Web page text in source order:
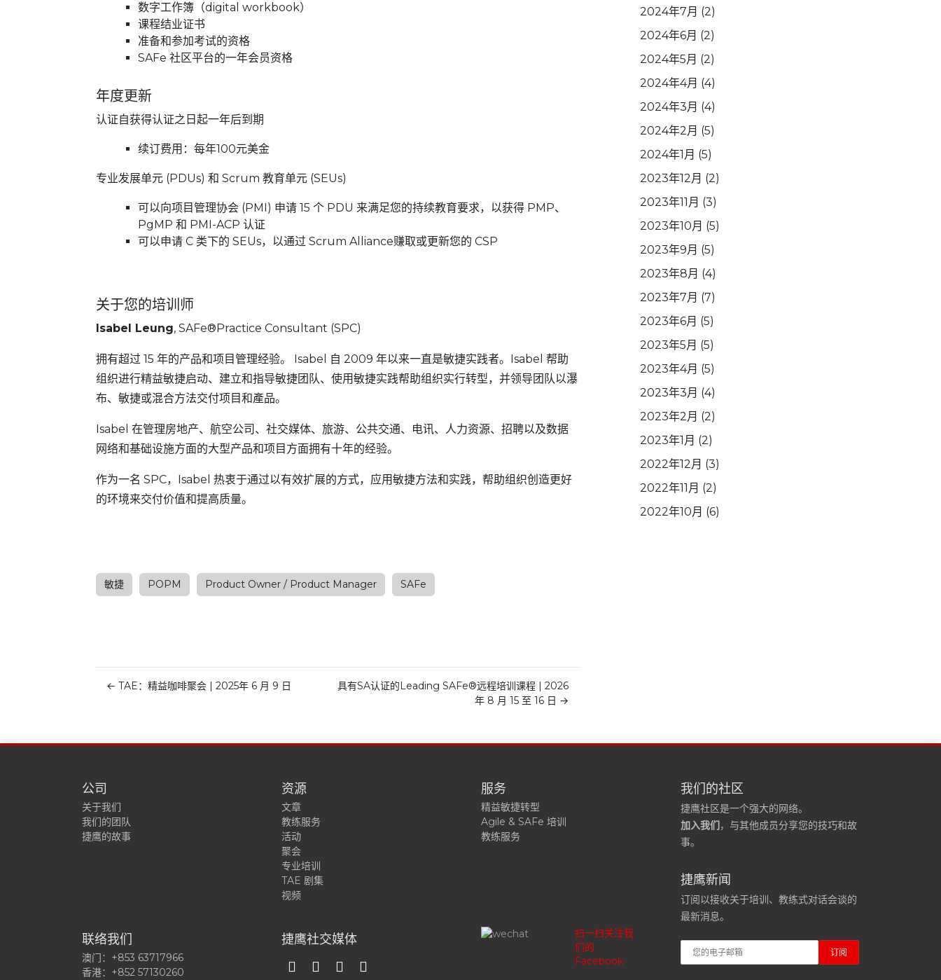
数字工作簿（digital workbook）
课程结业证书
准备和参加考试的资格
SAFe 社区平台的一年会员资格
年度更新
认证自获得认证之日起一年后到期
续订费用：每年100元美金
专业发展单元 (PDUs) 和 Scrum 教育单元 (SEUs)
可以向项目管理协会 (PMI) 申请 15 个 PDU 来满足您的持续教育要求，以获得 PMP、
PgMP 和 PMI-ACP 认证
可以申请 C 类下的 SEUs，以通过 Scrum Alliance赚取或更新您的 CSP
关于您的培训师
Isabel Leung, SAFe®Practice Consultant (SPC)
拥有超过 15 年的产品和项目管理经验。 Isabel 自 2009 年以来一直是敏捷实践者。Isabel 帮助
组织进行精益敏捷启动、建立和指导敏捷团队、使用敏捷实践帮助组织实行转型，并领导团队以瀑
布、敏捷或混合方法交付项目和產品。
Isabel 在管理房地产、航空公司、社交媒体、旅游、公共交通、电讯、人力资源、招聘以及数据
网络和基础设施方面的大型产品和项目方面拥有十年的经验。
作为一名 SPC，Isabel 热衷于通过以有效扩展的方式，应用敏捷方法和实践，帮助组织创造更好
的环境来交付价值和提高质量。
敏捷 POPM Product Owner / Product Manager SAFe
← TAE：精益咖啡聚会 | 2025年 6 月 9 日
具有SA认证的Leading SAFe®远程培训课程 | 2026
年 8 月 15 至 16 日 →
2024年7月 (2)
2024年6月 (2)
2024年5月 (2)
2024年4月 (4)
2024年3月 (4)
2024年2月 (5)
2024年1月 (5)
2023年12月 (2)
2023年11月 (3)
2023年10月 (5)
2023年9月 (5)
2023年8月 (4)
2023年7月 (7)
2023年6月 (5)
2023年5月 (5)
2023年4月 (5)
2023年3月 (4)
2023年2月 (2)
2023年1月 (2)
2022年12月 (3)
2022年11月 (2)
2022年10月 (6)
公司
关于我们
我们的团队
捷鹰的故事
资源
文章
教练服务
活动
聚会
专业培训
TAE 剧集
视频
服务
精益敏捷转型
Agile & SAFe 培训
教练服务
联络我们
澳门：+853 63717966
香港：+852 57130260
捷鹰社交媒体
扫一扫关注我
们的
Facebook
我们的社区
捷鹰社区是一个强大的网络。
加入我们，与其他成员分享您的技巧和故
事。
捷鹰新闻
订阅以接收关于培训、教练式对话会谈的
最新消息。